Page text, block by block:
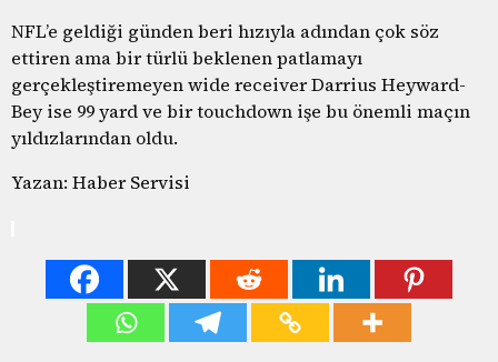
NFL’e geldiği günden beri hızıyla adından çok söz
ettiren ama bir türlü beklenen patlamayı
gerçekleştiremeyen wide receiver Darrius Heyward-
Bey ise 99 yard ve bir touchdown işe bu önemli maçın
yıldızlarından oldu.
Yazan: Haber Servisi